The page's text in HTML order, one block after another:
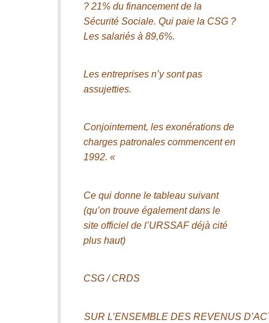
? 21% du financement de la
Sécurité Sociale. Qui paie la CSG ?
Les salariés à 89,6%.
Les entreprises n’y sont pas
assujetties.
Conjointement, les exonérations de
charges patronales commencent en
1992. «
Ce qui donne le tableau suivant
(qu’on trouve également dans le
site officiel de l’URSSAF déjà cité
plus haut)
CSG / CRDS
SUR L’ENSEMBLE DES REVENUS